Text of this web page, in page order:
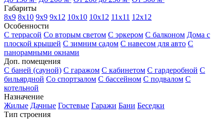
Габариты
8x9 8x10 9x9 9x12 10x10 10x12 11x11 12x12
Особенности
С террасой Со вторым светом С эркером С балконом Дома с
плоской крышей С зимним садом С навесом для авто С
панорамными окнами
Доп. помещения
С баней (сауной) С гаражом С кабинетом С гардеробной С
бильярдной Со спортзалом С бассейном С подвалом С
котельной
Назначение
Жилые Дачные Гостевые Гаражи Бани Беседки
Тип строения